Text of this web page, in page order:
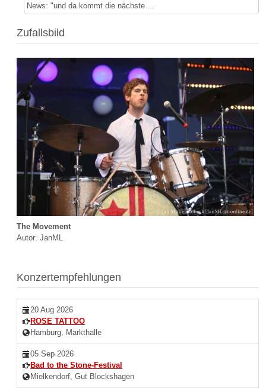
News: "und da kommt die nächste ...
Zufallsbild
The Movement
Autor: JanML
Konzertempfehlungen
20 Aug 2026
ROSE TATTOO
Hamburg, Markthalle
05 Sep 2026
Bad to the Stone-Festival
Mielkendorf, Gut Blockshagen